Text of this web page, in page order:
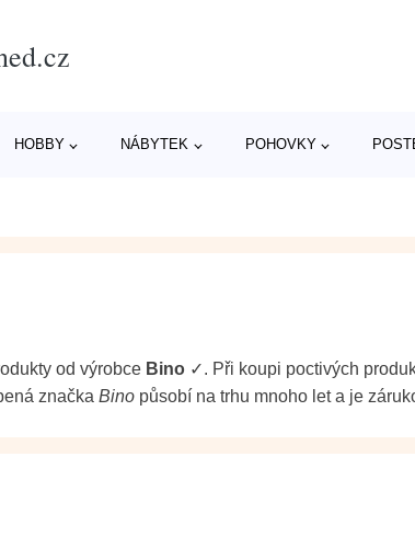
HOBBY NÁBYTEK POHOVKY
od výrobce Bino ✓. Při koupi poctivých
značka Bino působí na trhu mnoho let a je